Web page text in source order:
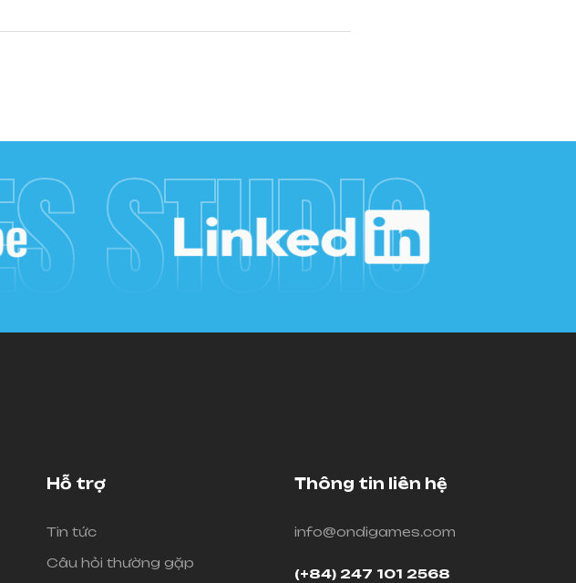
STUDIO
Hỗ trợ
Tin tức
Câu hỏi thường gặp
Thông tin liên hệ
info@ondigames.com
(+84) 247 101 2568